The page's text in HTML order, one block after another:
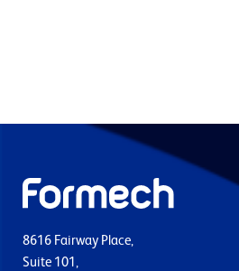
8616 Fairway Place,
Suite 101,